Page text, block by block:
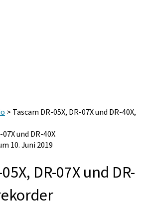
> Tascam DR-05X, DR-07X und DR-40X,
10. Juni 2019
DR-07X und DR-